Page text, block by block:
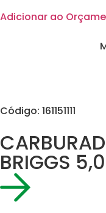
Adicionar ao
Código: 161151111
BRIGGS